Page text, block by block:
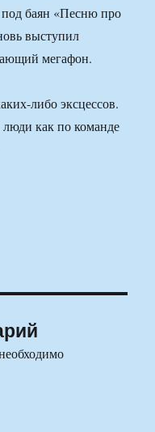
баян «Песню про
выступил
мегафон.
либо эксцессов.
как по команде